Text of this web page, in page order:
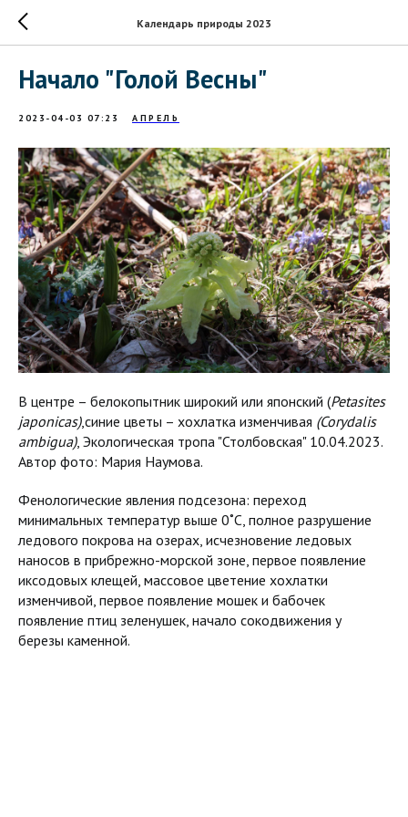
Календарь природы 2023
Начало "Голой Весны"
2023-04-03 07:23 АПРЕЛЬ
В центре – белокопытник широкий или японский (Petasites
japonicas),синие цветы – хохлатка изменчивая (Corydalis
ambigua), Экологическая тропа "Столбовская" 10.04.2023.
Автор фото: Мария Наумова.
Фенологические явления подсезона: переход
минимальных температур выше 0˚С, полное разрушение
ледового покрова на озерах, исчезновение ледовых
наносов в прибрежно-морской зоне, первое появление
иксодовых клещей, массовое цветение хохлатки
изменчивой, первое появление мошек и бабочек
появление птиц зеленушек, начало сокодвижения у
березы каменной.